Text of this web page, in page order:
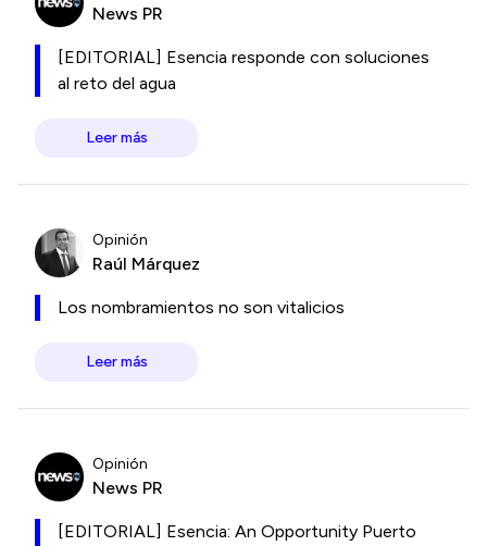
News PR
[EDITORIAL] Esencia responde con soluciones
al reto del agua
Leer más
Opinión
Raúl Márquez
Los nombramientos no son vitalicios
Leer más
Opinión
News PR
[EDITORIAL] Esencia: An Opportunity Puerto